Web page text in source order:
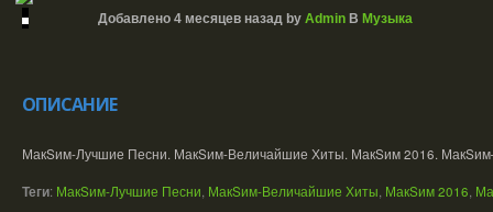
Добавлено 4 месяцев назадby AdminВ Музыка
ОПИСАНИЕ
МакSим-Лучшие Песни. МакSим-Величайшие Хиты. МакSим 2016.
Теги: МакSим-Лучшие Песни МакSим-Величайшие Хиты МакSим 2016